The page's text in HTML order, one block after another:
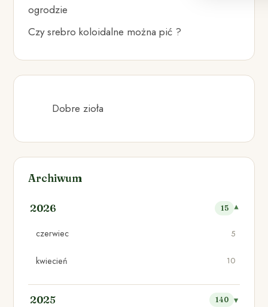
ogrodzie
Czy srebro koloidalne można pić ?
Dobre zioła
Archiwum
2026 15
czerwiec 5
kwiecień 10
2025 140